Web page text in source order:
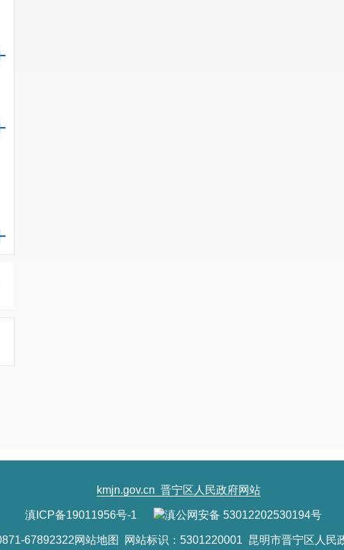
kmjn.gov.cn 晋宁区人民政府网站
滇ICP备19011956号-1 滇公网安备 53012202530194号
67892322网站地图 网站标识：5301220001 昆明市晋宁区人民